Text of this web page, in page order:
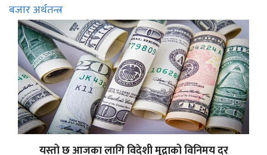
बजार अर्थतन्त्र
यस्तो छ आजका लागि विदेशी मुद्राको विनिमय दर